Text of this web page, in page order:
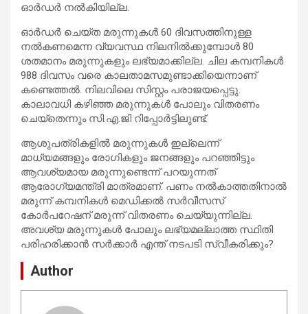
ഓര്‍ഡര്‍ നല്‍കിയില്ല.
ഓര്‍ഡര്‍ ചെയ്ത മരുന്നുകള്‍ 60 ദിവസത്തിനുള്ള
നല്‍കണമെന്ന വ്യവസ്ഥ നിലനില്‍ക്കുമ്പോള്‍ 80
ശതമാനം മരുന്നുകളും ലഭ്യമാക്കില്ല. ചില കമ്പനികള്‍
988 ദിവസം വരെ കാലതാമസമുണ്ടാക്കിയെന്നാണ്
കണ്ടെത്തല്‍. നിലവിലെ സിസ്റ്റം പരാജയപ്പെട്ടു.
കാലാവധി കഴിഞ്ഞ മരുന്നുകള്‍ പോലും വിതരണം
ചെയ്‌തെന്നും സി.എ.ജി റിപ്പോര്‍ട്ടിലുണ്ട്.
ആശുപത്രികളില്‍ മരുന്നുകള്‍ ഇല്ലെന്ന്
മാധ്യമങ്ങളും രോഗികളും ജനങ്ങളും പറഞ്ഞിട്ടും
ആവശ്യമായ മരുന്നുണ്ടെന്ന് പറയുന്നത്
ആരോഗ്യമന്ത്രി മാത്രമാണ്. പണം നല്‍കാത്തതിനാല്‍
മരുന്ന് കമ്പനികള്‍ മെഡിക്കല്‍ സര്‍വീസസ്
കോര്‍പറേഷന് മരുന്ന് വിതരണം ചെയ്യുന്നില്ല.
അവശ്യ മരുന്നുകള്‍ പോലും ലഭ്യമല്ലാത്ത സ്ഥിതി
പരിഹരിക്കാന്‍ സര്‍ക്കാര്‍ എന്ത് നടപടി സ്വീകരിക്കും?
Author